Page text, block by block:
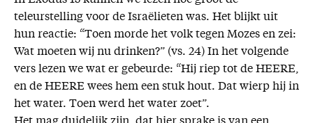
teleurstelling voor de Israëlieten was. Het blijkt uit
hun reactie: “Toen morde het volk tegen Mozes en zei:
Wat moeten wij nu drinken?” (vs. 24) In het volgende
vers lezen we wat er gebeurde: “Hij riep tot de HEERE,
en de HEERE wees hem een stuk hout. Dat wierp hij in
het water. Toen werd het water zoet”.